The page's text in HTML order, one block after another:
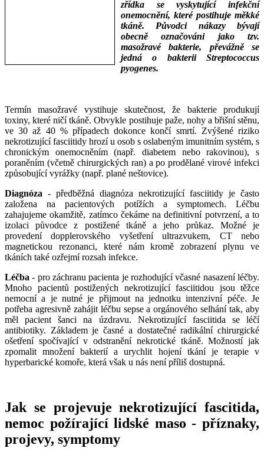
zřídka se vyskytující infekční
onemocnění, které postihuje měkké
tkáně. Původci nákazy bývají
obecně označováni jako tzv.
masožravé bakterie, převážně se
jedná o bakterii Streptococcus
pyogenes.
Termín masožravé vystihuje skutečnost, že bakterie produkují
toxiny, které ničí tkáně. Obvykle postihuje paže, nohy a břišní stěnu,
ve 30 až 40 % případech dokonce končí smrtí. Zvýšené riziko
nekrotizující fasciitidy hrozí u osob s oslabeným imunitním systém, s
chronickým onemocněním (např. diabetem nebo rakovinou), s
poraněním (včetně chirurgických ran) a po prodělané virové infekci
způsobující vyrážky (např. plané neštovice).
Diagnóza - předběžná diagnóza nekrotizující fasciitidy je často
založena na pacientových potížích a symptomech. Léčbu
zahajujeme okamžitě, zatímco čekáme na definitivní potvrzení, a to
izolaci původce z postižené tkáně a jeho průkaz. Možné je
provedení dopplerovského vyšetření ultrazvukem, CT nebo
magnetickou rezonanci, které nám kromě zobrazení plynu ve
tkáních také ozřejmí rozsah infekce.
Léčba - pro záchranu pacienta je rozhodující včasné nasazení léčby.
Mnoho pacientů postižených nekrotizující fasciitidou jsou těžce
nemocní a je nutné je přijmout na jednotku intenzivní péče. Je
potřeba agresivně zahájit léčbu sepse a orgánového selhání tak, aby
měl pacient šanci na úzdravu. Nekrotizující fasciitida se léčí
antibiotiky. Základem je časné a dostatečné radikální chirurgické
ošetření spočívající v odstranění nekrotické tkáně. Možností jak
zpomalit množení bakterií a urychlit hojení tkání je terapie v
hyperbarické komoře, která však u nás není příliš dostupná.
Jak se projevuje nekrotizující fascitida,
nemoc požírající lidské maso - příznaky,
projevy, symptomy